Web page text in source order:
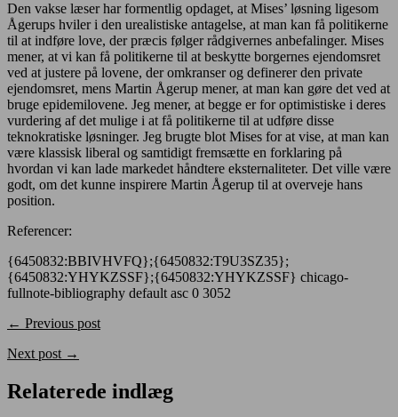
Den vakse læser har formentlig opdaget, at Mises’ løsning ligesom
Ågerups hviler i den urealistiske antagelse, at man kan få politikerne
til at indføre love, der præcis følger rådgivernes anbefalinger. Mises
mener, at vi kan få politikerne til at beskytte borgernes ejendomsret
ved at justere på lovene, der omkranser og definerer den private
ejendomsret, mens Martin Ågerup mener, at man kan gøre det ved at
bruge epidemilovene. Jeg mener, at begge er for optimistiske i deres
vurdering af det mulige i at få politikerne til at udføre disse
teknokratiske løsninger. Jeg brugte blot Mises for at vise, at man kan
være klassisk liberal og samtidigt fremsætte en forklaring på
hvordan vi kan lade markedet håndtere eksternaliteter. Det ville være
godt, om det kunne inspirere Martin Ågerup til at overveje hans
position.
Referencer:
{6450832:BBIVHVFQ};{6450832:T9U3SZ35};
{6450832:YHYKZSSF};{6450832:YHYKZSSF} chicago-
fullnote-bibliography default asc 0 3052
← Previous post
Next post →
Relaterede indlæg